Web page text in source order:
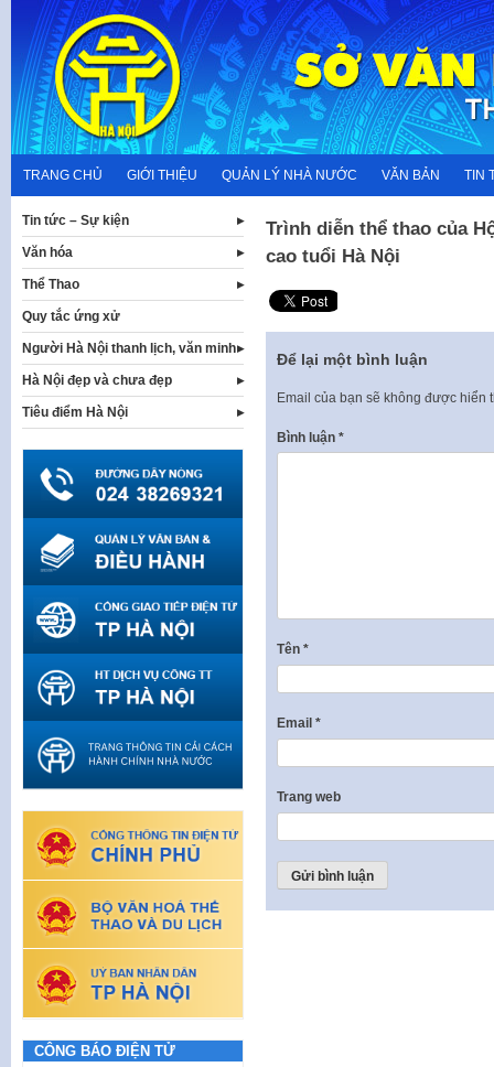
content
TRANG CHỦ GIỚI THIỆU QUẢN LÝ NHÀ NƯỚC VĂN BẢN TIN
Trình diễn thể thao của
cao tuổi Hà Nội
Để lại một bình luận
Email của bạn sẽ không được hiển
Bình luận *
Tên *
Email *
Trang web
Tin tức – Sự kiện
Văn hóa
Thể Thao
Quy tắc ứng xử
Người Hà Nội thanh lịch, văn minh
Hà Nội đẹp và chưa đẹp
Tiêu điểm Hà Nội
CÔNG BÁO ĐIỆN TỬ